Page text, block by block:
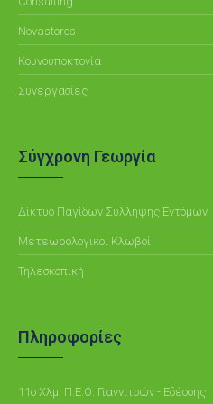
Novastores
Κουνουποκτονία
Συνεργασίες
Σύγχρονη Γεωργία
Δίκτυο Παγίδων Σύλληψης Εντόμων
Μετεωρολογικοί Κλωβοί
Τηλεσκοπική
Πληροφορίες
11ο Χλμ. Π.Ε.Ο. Γιαννιτσών - Εδέσσης